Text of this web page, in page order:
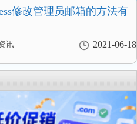
修改管理员邮箱的方法有
2021-06-18
讯